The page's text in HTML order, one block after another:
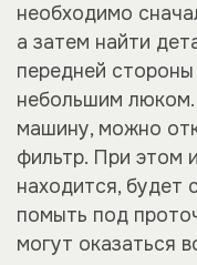
необходимо
а затем найти
передней
небольшим
машину, можно
фильтр. При этом
находится, будет
помыть под
могут оказаться